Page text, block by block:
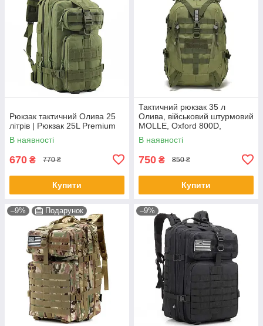
Рюкзак тактичний Олива 25
літрів | Рюкзак 25L Premium
В наявності
670 ₴ 770 ₴
Купити
Тактичний рюкзак 35 л
Олива, військовий штурмовий
MOLLE, Oxford 800D,
водовідштовхувальний, для
ЗСУ
В наявності
750 ₴ 850 ₴
Купити
–9% Подарунок –9%